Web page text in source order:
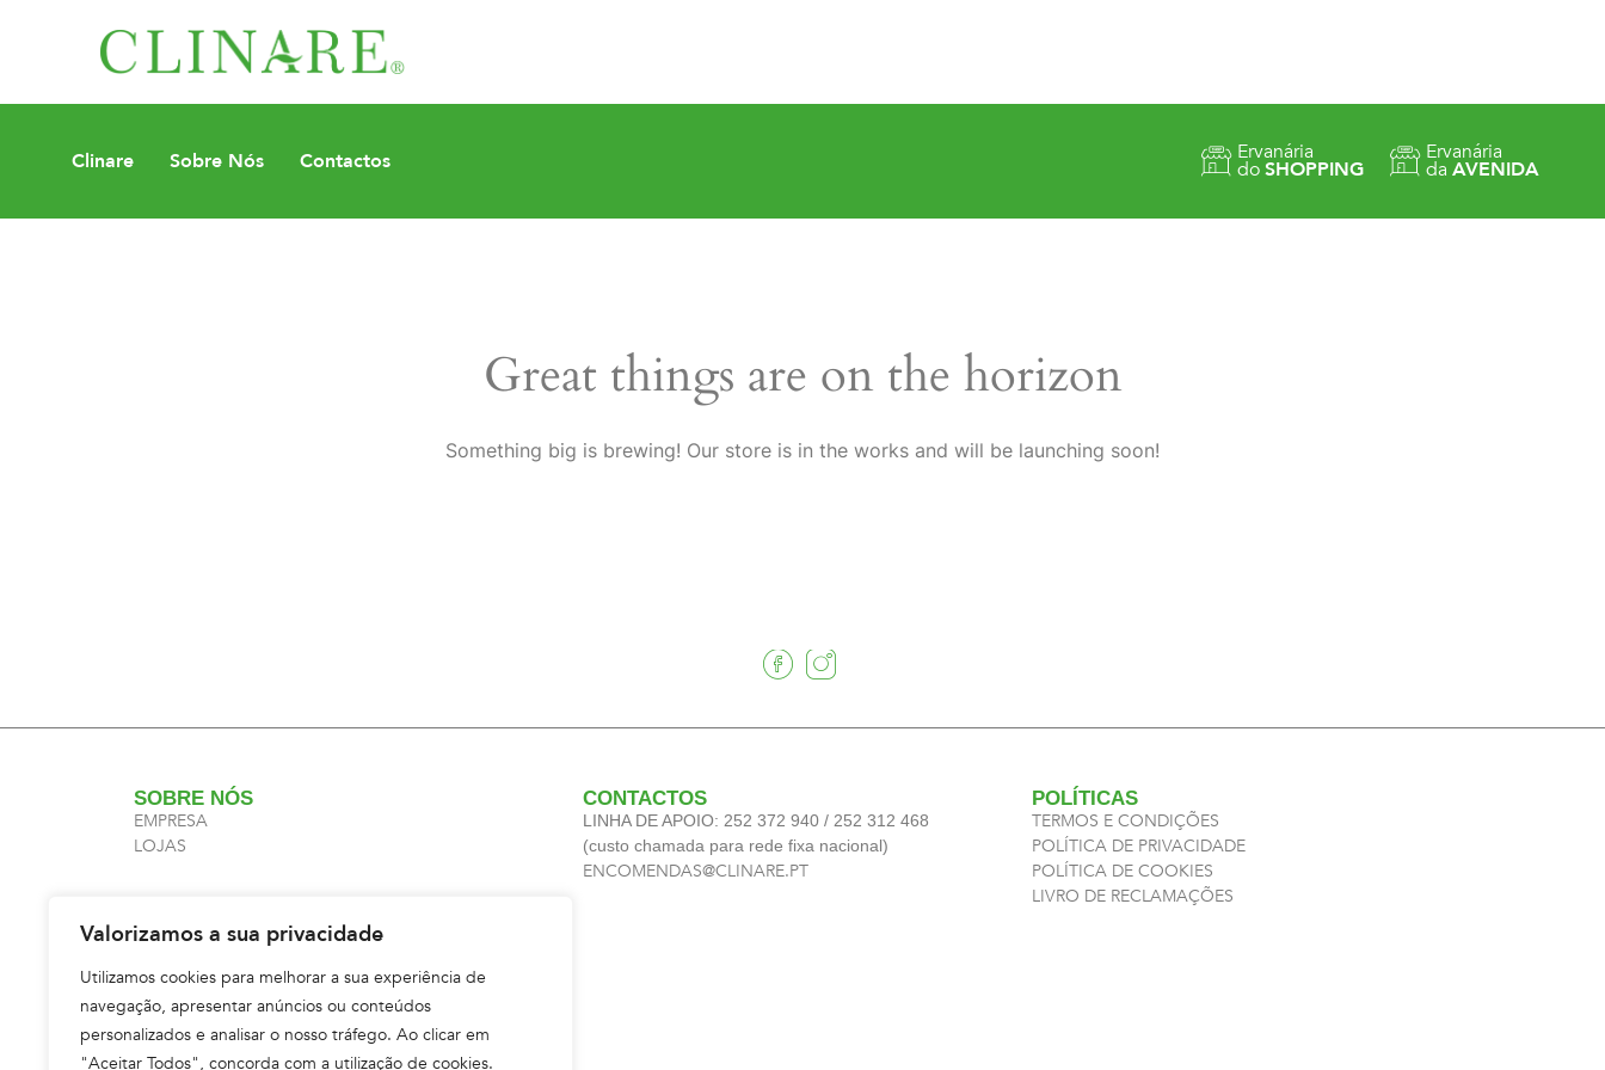
Valorizamos a sua privacidade
Utilizamos cookies para melhorar a sua experiência de
navegação, apresentar anúncios ou conteúdos
personalizados e analisar o nosso tráfego. Ao clicar em
"Aceitar Todos", concorda com a utilização de cookies.
Clinare Sobre Nós Contactos Ervanária
doSHOPPING
Ervanária
da AVENIDA
Great things are on the horizon
Something big is brewing! Our store is in the works and will be launching soon!
SOBRE NÓS
EMPRESA
LOJAS
CONTACTOS
LINHA DE APOIO: 252 372 940 / 252 312 468
(custo chamada para rede fixa nacional)
ENCOMENDAS@CLINARE.PT
POLÍTICAS
TERMOS E CONDIÇÕES
POLÍTICA DE PRIVACIDADE
POLÍTICA DE COOKIES
LIVRO DE RECLAMAÇÕES